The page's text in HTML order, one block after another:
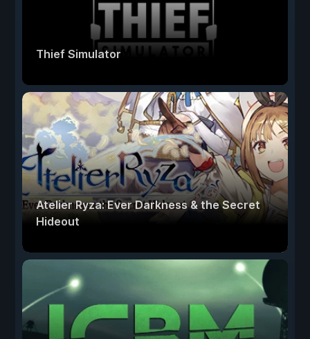
Thief Simulator
Atelier Ryza: Ever Darkness & the Secret
Hideout